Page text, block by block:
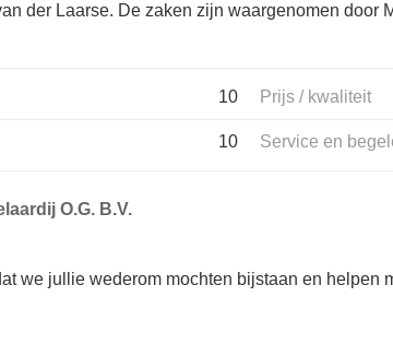
der Laarse. De zaken zijn waargenomen door
10
10
Prijs / kwaliteit
Service en
O.G. B.V.
we jullie wederom mochten bijstaan en helpen